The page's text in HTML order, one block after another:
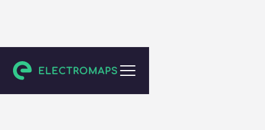
Estados Unidos